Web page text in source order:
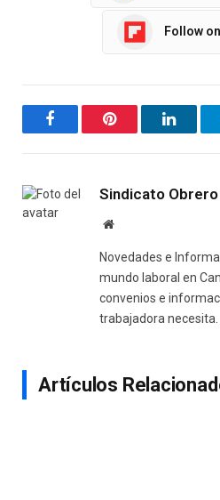
Follow
FacebookPinterest
Sindicato
Website
Novedades e
mundo laboral en
convenios e
trabajadora necesita.
Artículos